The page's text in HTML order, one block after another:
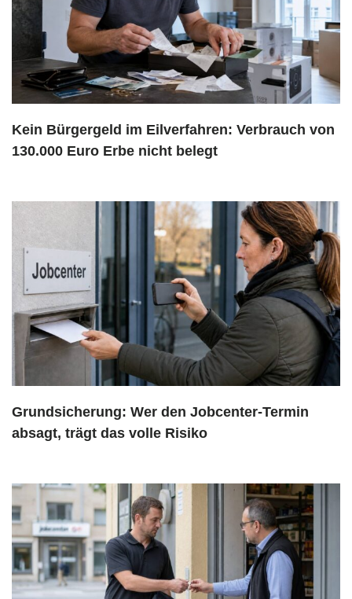
Kein Bürgergeld im Eilverfahren: Verbrauch von
130.000 Euro Erbe nicht belegt
Grundsicherung: Wer den Jobcenter-Termin
absagt, trägt das volle Risiko